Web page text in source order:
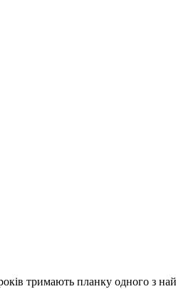
тримають планку одного з